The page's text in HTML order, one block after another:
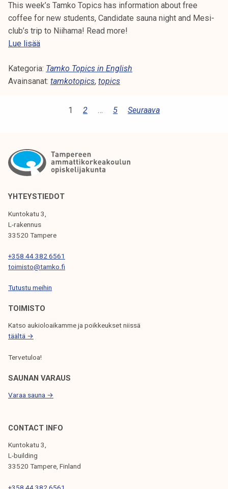
This week’s Tamko Topics has information about free
coffee for new students, Candidate sauna night and Mesi-
club’s trip to Niihama! Read more!
Lue lisääT
m
k
c
s
7
2
0
3
Kategoria: Tamko Topics in English
Avainsanat: tamkotopics, topics
I
K
K
E
L
E
S
I
V
T
U
S
1 2 … 5 Seuraava
YHTEYSTIEDOT
Kuntokatu 3,
L-rakennus
33520 Tampere
+358 44 382 6561
toimisto@tamko.fi
Tutustu meihin
TOIMISTO
Katso aukioloaikamme ja poikkeukset niissä
täältä →
Tervetuloa!
SAUNAN VARAUS
Varaa sauna →
CONTACT INFO
Kuntokatu 3,
L-building
33520 Tampere, Finland
+358 44 382 6561